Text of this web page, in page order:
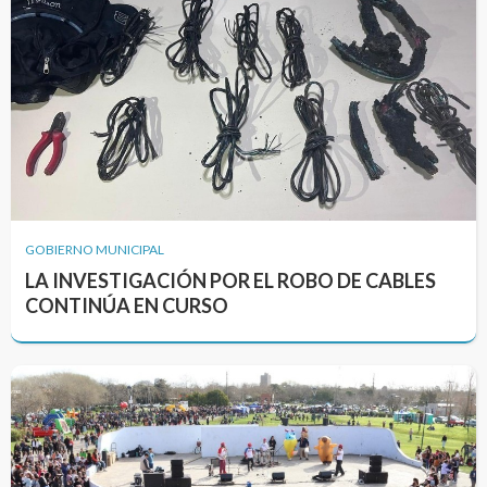
GOBIERNO MUNICIPAL
LA INVESTIGACIÓN POR EL ROBO DE CABLES
CONTINÚA EN CURSO